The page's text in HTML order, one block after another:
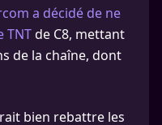
a décidé de ne
TNTde C8, mettant
de la chaîne, dont
bien rebattre les